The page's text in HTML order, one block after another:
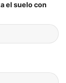
el suelo con